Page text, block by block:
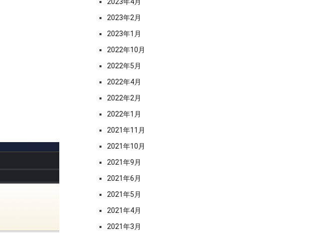
2023年2月
2023年1月
2022年10月
2022年5月
2022年4月
2022年2月
2022年1月
2021年11月
2021年10月
2021年9月
2021年6月
2021年5月
2021年4月
2021年3月